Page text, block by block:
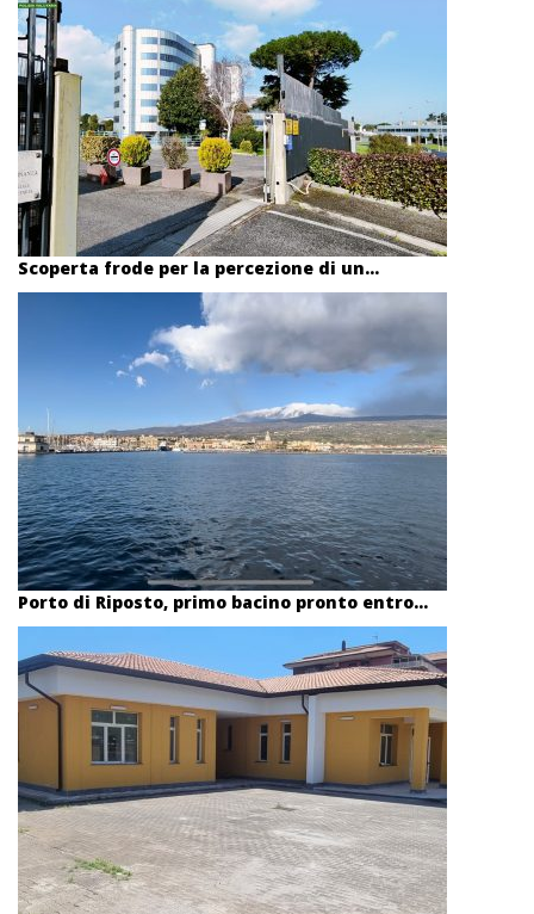
Scoperta frode per la percezione di un...
Porto di Riposto, primo bacino pronto entro...